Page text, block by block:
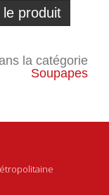
le produit
la catégorie
Soupapes